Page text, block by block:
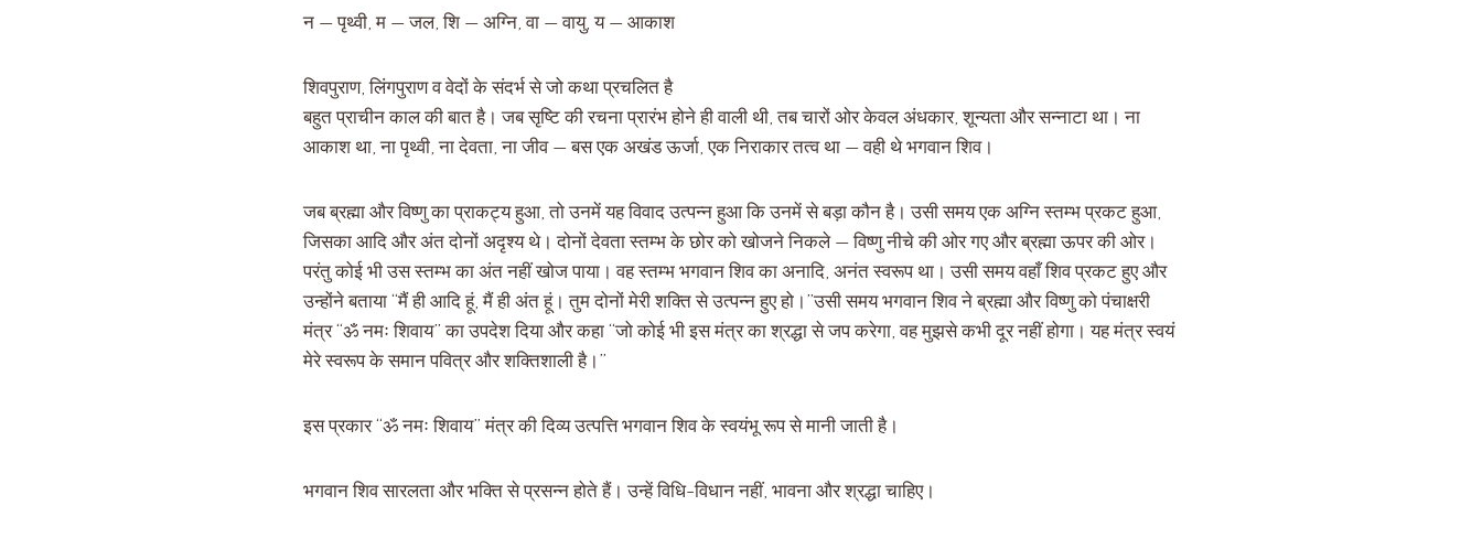
न — पृथ्वी, म — जल, शि — अग्नि, वा — वायु, य — आकाश
शिवपुराण, लिंगपुराण व वेदों के संदर्भ से जो कथा प्रचलित है
बहुत प्राचीन काल की बात है। जब सृष्टि की रचना प्रारंभ होने ही वाली थी, तब चारों ओर केवल अंधकार, शून्यता और सन्नाटा था। ना
आकाश था, ना पृथ्वी, ना देवता, ना जीव — बस एक अखंड ऊर्जा, एक निराकार तत्व था — वही थे भगवान शिव।
जब ब्रह्मा और विष्णु का प्राकट्य हुआ, तो उनमें यह विवाद उत्पन्न हुआ कि उनमें से बड़ा कौन है। उसी समय एक अग्नि स्तम्भ प्रकट हुआ,
जिसका आदि और अंत दोनों अदृश्य थे। दोनों देवता स्तम्भ के छोर को खोजने निकले — विष्णु नीचे की ओर गए और ब्रह्मा ऊपर की ओर।
परंतु कोई भी उस स्तम्भ का अंत नहीं खोज पाया। वह स्तम्भ भगवान शिव का अनादि, अनंत स्वरूप था। उसी समय वहाँ शिव प्रकट हुए और
उन्होंने बताया “मैं ही आदि हूं, मैं ही अंत हूं। तुम दोनों मेरी शक्ति से उत्पन्न हुए हो।”उसी समय भगवान शिव ने ब्रह्मा और विष्णु को पंचाक्षरी
मंत्र “ॐ नमः शिवाय” का उपदेश दिया और कहा “जो कोई भी इस मंत्र का श्रद्धा से जप करेगा, वह मुझसे कभी दूर नहीं होगा। यह मंत्र स्वयं
मेरे स्वरूप के समान पवित्र और शक्तिशाली है।”
इस प्रकार “ॐ नमः शिवाय” मंत्र की दिव्य उत्पत्ति भगवान शिव के स्वयंभू रूप से मानी जाती है।
भगवान शिव सारलता और भक्ति से प्रसन्न होते हैं। उन्हें विधि-विधान नहीं, भावना और श्रद्धा चाहिए।